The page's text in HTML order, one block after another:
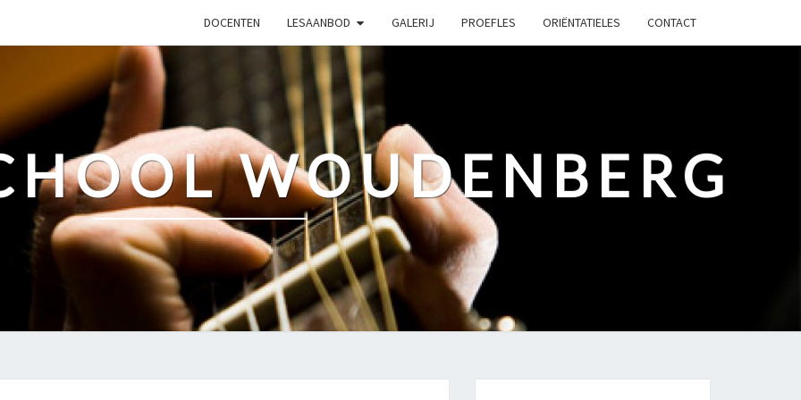
DOCENTEN LESAANBOD GALERIJ PROEFLES ORIËNTATIELES CONTACT
WOUDENBERG